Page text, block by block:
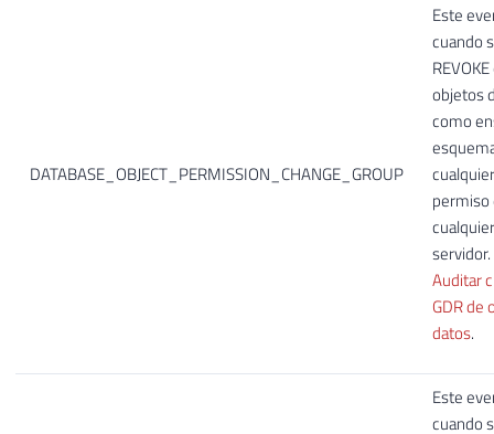
DATABASE_OBJECT_PERMISSION_CHANGE_GROUP
Este
cuando
objetos
como
Auditar
GDR de
datos.
Este
cuando